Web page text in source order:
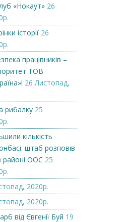
«Нокаут» 26
історії 26
працівників –
ТОВ
26 Листопад,
рибалку 25
кількість
штаб розповів
районі ООС 25
2020р.
2020р.
від Євгенії Буй 19